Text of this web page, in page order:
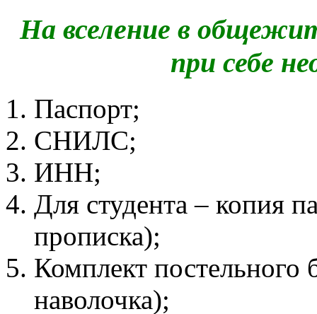
На вселение в
при себе
Паспорт;
СНИЛС;
ИНН;
Для студента – копия
прописка);
Комплект постельного
наволочка);